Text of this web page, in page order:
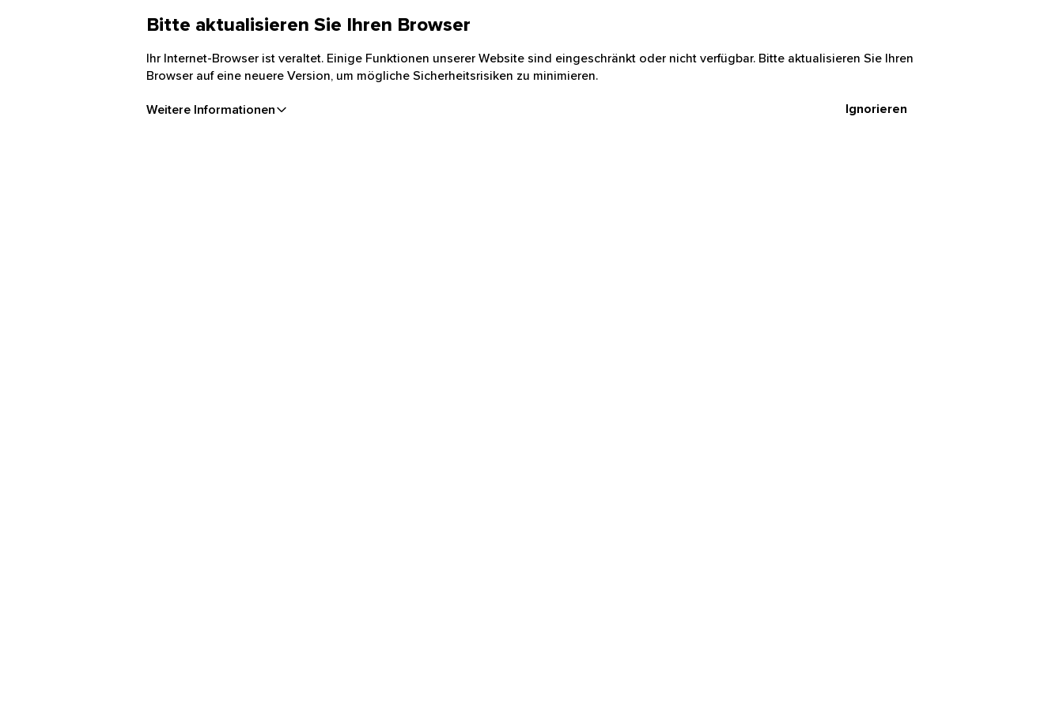
Bitte aktualisieren Sie Ihren Browser
Ihr Internet-Browser ist veraltet. Einige Funktionen unserer Website sind eingeschränkt oder nicht verfügbar. Bitte aktualisieren Sie Ihren
Browser auf eine neuere Version, um mögliche Sicherheitsrisiken zu minimieren.
Weitere Informationen Ignorieren